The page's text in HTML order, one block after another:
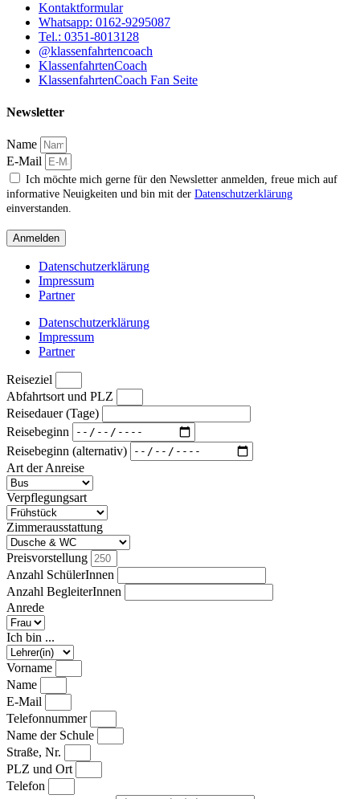
Kontaktformular
Whatsapp: 0162-9295087
Tel.: 0351-8013128
@klassenfahrtencoach
KlassenfahrtenCoach
KlassenfahrtenCoach Fan Seite
Newsletter
Name
E-Mail
Ich möchte mich gerne für den Newsletter anmelden, freue mich auf
informative Neuigkeiten und bin mit der Datenschutzerklärung
einverstanden.
Anmelden
Datenschutzerklärung
Impressum
Partner
Datenschutzerklärung
Impressum
Partner
Reiseziel
Abfahrtsort und PLZ
Reisedauer (Tage)
Reisebeginn
Reisebeginn (alternativ)
Art der Anreise
Verpflegungsart
Zimmerausstattung
Preisvorstellung
Anzahl SchülerInnen
Anzahl BegleiterInnen
Anrede
Ich bin ...
Vorname
Name
E-Mail
Telefonnummer
Name der Schule
Straße, Nr.
PLZ und Ort
Telefon